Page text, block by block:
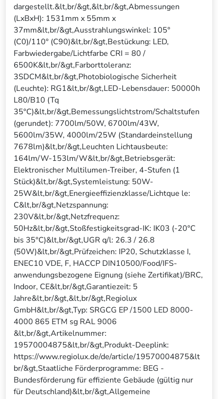
dargestellt.&lt,br/&gt,&lt,br/&gt,Abmessungen
(LxBxH): 1531mm x 55mm x
37mm&lt,br/&gt,Ausstrahlungswinkel: 105°
(C0)/110° (C90)&lt,br/&gt,Bestückung: LED,
Farbwiedergabe/Lichtfarbe CRI = 80 /
6500K&lt,br/&gt,Farborttoleranz:
3SDCM&lt,br/&gt,Photobiologische Sicherheit
(Leuchte): RG1&lt,br/&gt,LED-Lebensdauer: 50000h
L80/B10 (Tq
35°C)&lt,br/&gt,Bemessungslichtstrom/Schaltstufen
(gerundet): 7700lm/50W, 6700lm/43W,
5600lm/35W, 4000lm/25W (Standardeinstellung
7678lm)&lt,br/&gt,Leuchten Lichtausbeute:
164lm/W-153lm/W&lt,br/&gt,Betriebsgerät:
Elektronischer Multilumen-Treiber, 4-Stufen (1
Stück)&lt,br/&gt,Systemleistung: 50W-
25W&lt,br/&gt,Energieeffizienzklasse/Lichtque le:
C&lt,br/&gt,Netzspannung:
230V&lt,br/&gt,Netzfrequenz:
50Hz&lt,br/&gt,Stoßfestigkeitsgrad-IK: IK03 (-20°C
bis 35°C)&lt,br/&gt,UGR q/l: 26.3 / 26.8
(50W)&lt,br/&gt,Prüfzeichen: IP20, Schutzklasse I,
ENEC10 VDE, F, HACCP DIN10500/Food/IFS-
anwendungsbezogene Eignung (siehe Zertifikat)/BRC,
Indoor, CE&lt,br/&gt,Garantiezeit: 5
Jahre&lt,br/&gt,&lt,br/&gt,Regiolux
GmbH&lt,br/&gt,Typ: SRGCG EP /1500 LED 8000-
4000 865 ETM sg RAL 9006
&lt,br/&gt,Artikelnummer:
19570004875&lt,br/&gt,Produkt-Deeplink:
https://www.regiolux.de/de/article/19570004875&lt
br/&gt,Staatliche Förderprogramme: BEG -
Bundesförderung für effiziente Gebäude (gültig nur
für Deutschland)&lt,br/&gt,Allgemeine